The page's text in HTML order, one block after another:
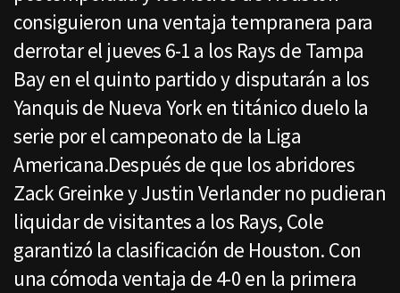
consiguieron una ventaja tempranera para
derrotar el jueves 6-1 a los Rays de Tampa
Bay en el quinto partido y disputarán a los
Yanquis de Nueva York en titánico duelo la
serie por el campeonato de la Liga
Americana.Después de que los abridores
Zack Greinke y Justin Verlander no pudieran
liquidar de visitantes a los Rays, Cole
garantizó la clasificación de Houston. Con
una cómoda ventaja de 4-0 en la primera